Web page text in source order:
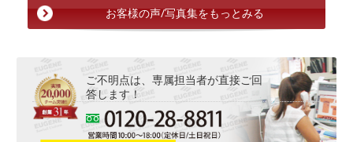
お客様の声/写真集をもっとみる
ご不明点は、専属担当者が直接ご回
答します！